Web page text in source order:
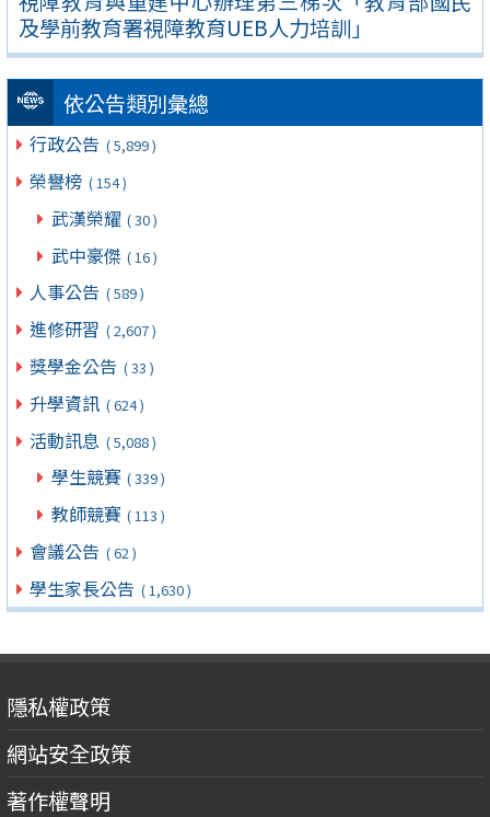
及學前教育署視障教育UEB人力培訓」
依公告類別彙總
行政公告 ( 5,899 )
榮譽榜 ( 154 )
武漢榮耀 ( 30 )
武中豪傑 ( 16 )
人事公告 ( 589 )
進修研習 ( 2,607 )
獎學金公告 ( 33 )
升學資訊 ( 624 )
活動訊息 ( 5,088 )
學生競賽 ( 339 )
教師競賽 ( 113 )
會議公告 ( 62 )
學生家長公告 ( 1,630 )
隱私權政策
網站安全政策
著作權聲明